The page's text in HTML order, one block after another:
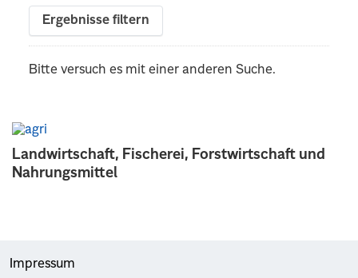
Landwirtschaft, Fischerei, Forstwirtschaft und
Nahrungsmittel
Ergebnisse filtern
Bitte versuch es mit einer anderen Suche.
Impressum